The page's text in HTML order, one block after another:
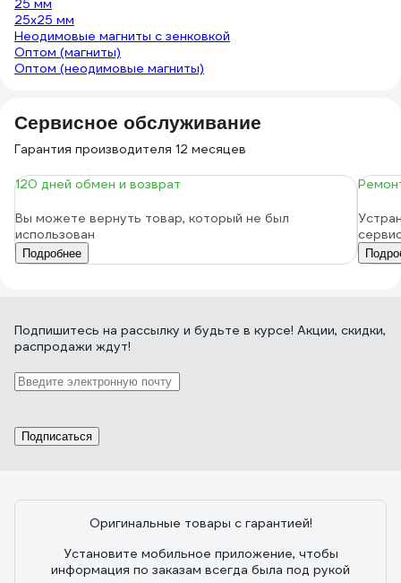
25 мм
25х25 мм
Неодимовые магниты с зенковкой
Оптом (магниты)
Оптом (неодимовые магниты)
Сервисное обслуживание
Гарантия производителя 12 месяцев
120 дней обмен и возврат
Вы можете вернуть товар, который не был
использован
Подробнее
Подпишитесь на рассылку и будьте в курсе! Акции, скидки,
распродажи ждут!
Подписаться
Оригинальные товары с гарантией!
Установите мобильное приложение, чтобы
информация по заказам всегда была под рукой